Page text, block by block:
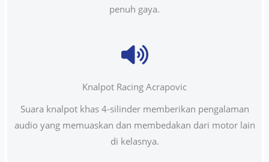
penuh gaya.
Knalpot Racing Acrapovic
Suara knalpot khas 4-silinder memberikan pengalaman
audio yang memuaskan dan membedakan dari motor lain
di kelasnya.